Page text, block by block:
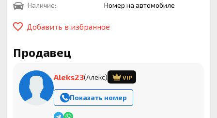
Наличие:
Номер на автомобиле
Добавить в избранное
Продавец
Aleks23(Алекс) VIP
Показать номер